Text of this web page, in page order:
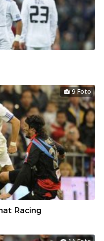
9 Foto
Racing